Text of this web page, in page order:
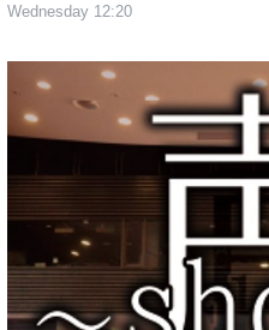
Wednesday 12:20